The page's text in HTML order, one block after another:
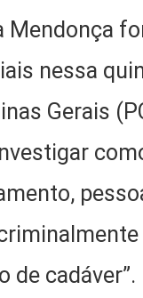
Mendonça
nessa
Gerais
de cadáver”.